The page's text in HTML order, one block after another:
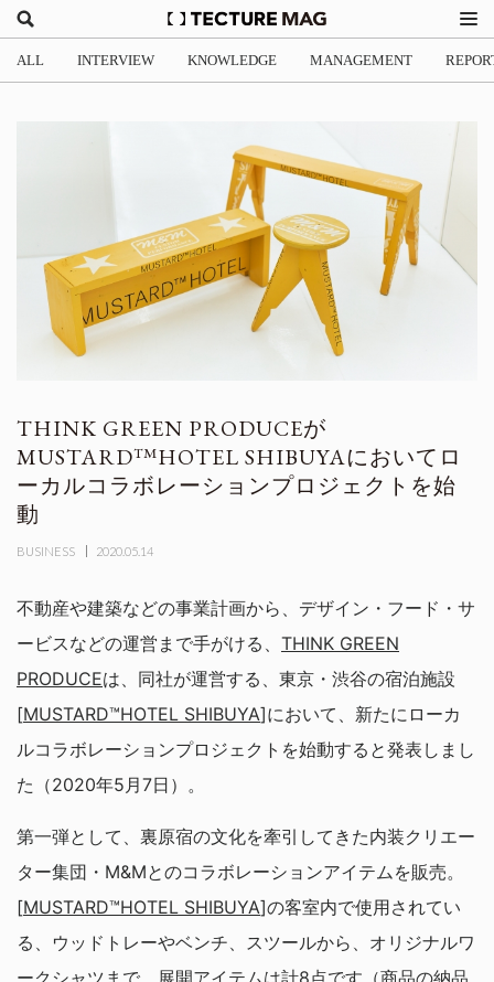
ALL INTERVIEW KNOWLEDGE MANAGEMENT
THINK GREEN PRODUCEが
MUSTARD™️HOTEL SHIBUYAにおいてロ
ーカルコラボレーションプロジェクトを始
動
BUSINESS 2020.05.14
不動産や建築などの事業計画から、デザイン・フード・サ
ービスなどの運営まで手がける、 THINK GREEN
PRODUCEは、同社が運営する、東京・渋谷の宿泊施設
[MUSTARD™️HOTEL SHIBUYA]において、新たにローカ
ルコラボレーションプロジェクトを始動すると発表しまし
た（2020年5月7日）。
第一弾として、裏原宿の文化を牽引してきた内装クリエー
ター集団・M&Mとのコラボレーションアイテムを販売。
[MUSTARD™️HOTEL SHIBUYA]の客室内で使用されてい
る、ウッドトレーやベンチ、スツールから、オリジナルワ